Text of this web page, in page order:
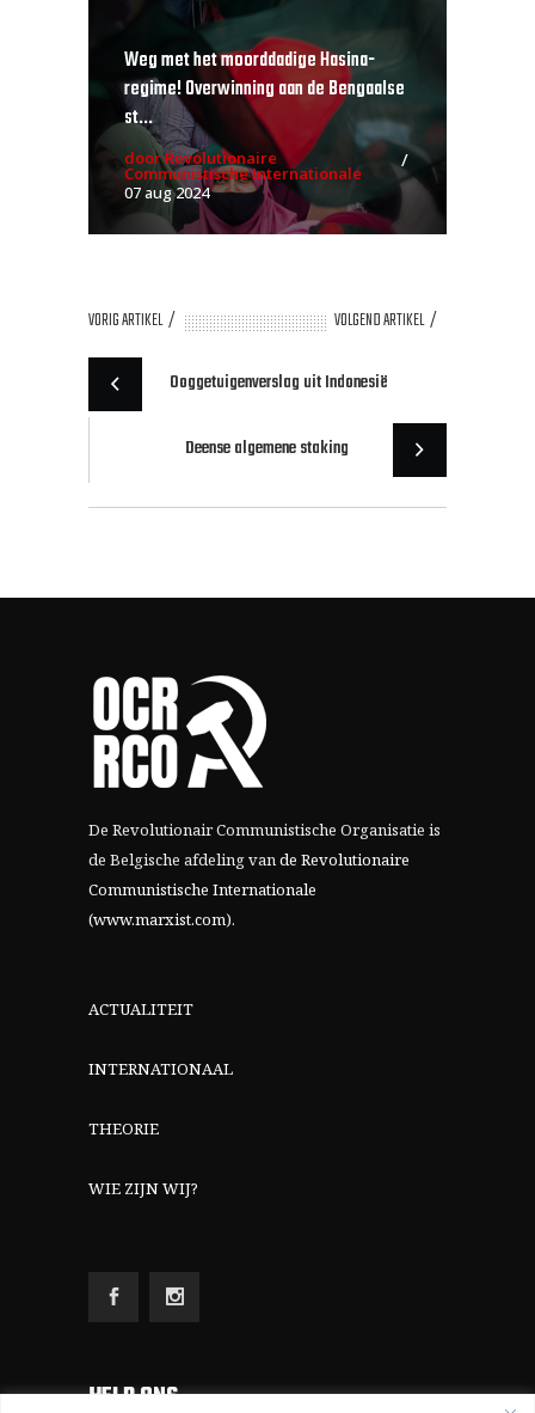
Weg met het moorddadige Hasina-
regime! Overwinning aan de Bengaalse
st...
door Revolutionaire
Communistische Internationale
07 aug 2024
VORIG ARTIKEL VOLGEND ARTIKEL
Ooggetuigenverslag uit Indonesië
Deense algemene staking
De Revolutionair Communistische Organisatie is
de Belgische afdeling vande Revolutionaire
Communistische Internationale
(www.marxist.com).
ACTUALITEIT
INTERNATIONAAL
THEORIE
WIE ZIJN WIJ?
HELP ONS